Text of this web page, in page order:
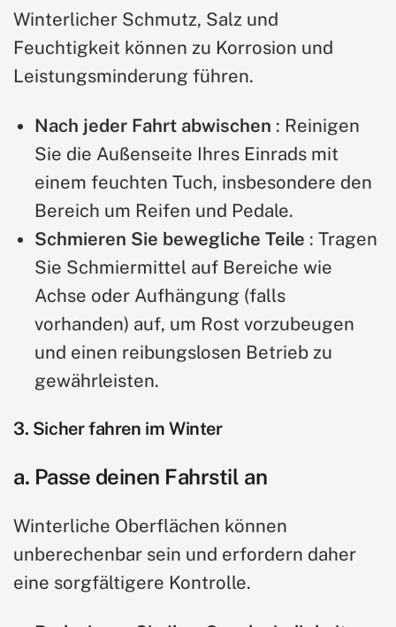
Winterlicher Schmutz, Salz und
Feuchtigkeit können zu Korrosion und
Leistungsminderung führen.
Nach jeder Fahrt abwischen : Reinigen
Sie die Außenseite Ihres Einrads mit
einem feuchten Tuch, insbesondere den
Bereich um Reifen und Pedale.
Schmieren Sie bewegliche Teile : Tragen
Sie Schmiermittel auf Bereiche wie
Achse oder Aufhängung (falls
vorhanden) auf, um Rost vorzubeugen
und einen reibungslosen Betrieb zu
gewährleisten.
3. Sicher fahren im Winter
a. Passe deinen Fahrstil an
Winterliche Oberflächen können
unberechenbar sein und erfordern daher
eine sorgfältigere Kontrolle.